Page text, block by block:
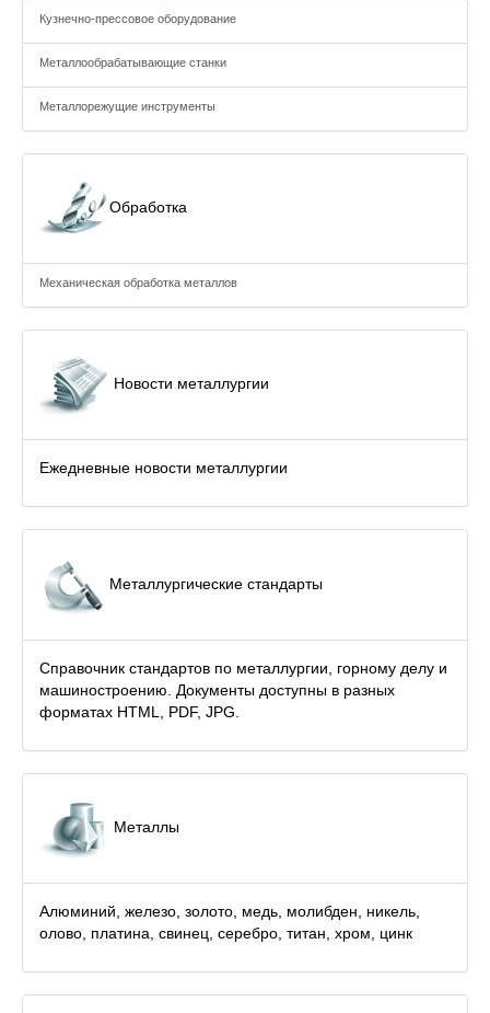
Кузнечно-прессовое оборудование
Металлообрабатывающие станки
Металлорежущие инструменты
Обработка
Механическая обработка металлов
Новости металлургии
Ежедневные новости металлургии
Металлургические стандарты
Справочник стандартов по металлургии, горному делу и
машиностроению. Документы доступны в разных
форматах HTML, PDF, JPG.
Металлы
Алюминий, железо, золото, медь, молибден, никель,
олово, платина, свинец, серебро, титан, хром, цинк